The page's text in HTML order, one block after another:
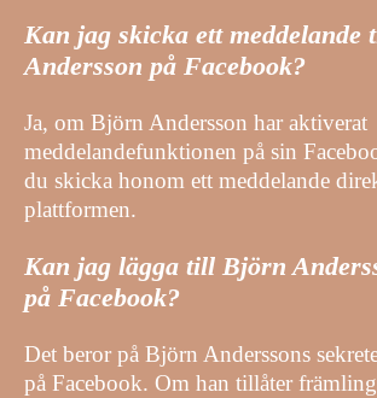
Kan jag skicka ett
Andersson på Facebook?
Ja, om Björn Andersson har aktiverat
meddelandefunktionen på sin
du skicka honom ett meddelande
plattformen.
Kan jag lägga till Björn
på Facebook?
Det beror på Björn Anderssons
på Facebook. Om han tillåter